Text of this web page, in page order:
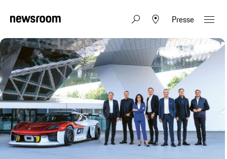
Presse